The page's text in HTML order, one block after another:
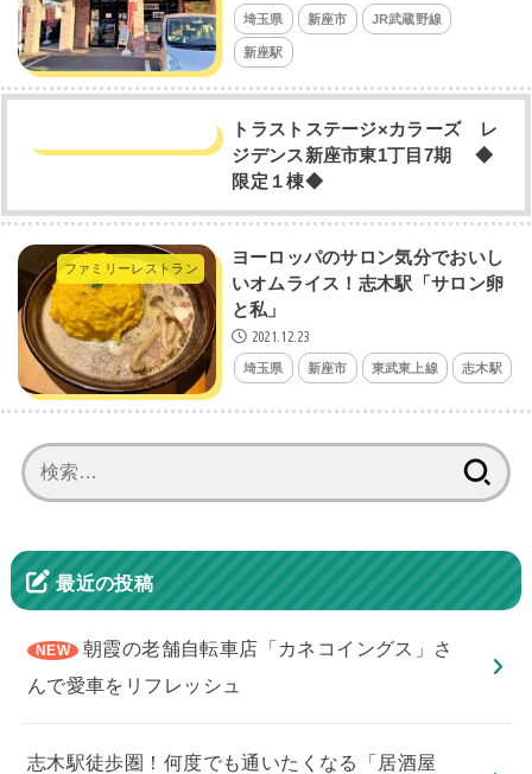
埼玉県 新座市 JR武蔵野線
新座駅
トラストステージ×カラーズ レ
ジデンス新座市東1丁目7期 ◆
限定１棟◆
ファミリーレストラン
ヨーロッパのサロン気分でおいし
いオムライス！志木駅「サロン卵
と私」
2021.12.23
埼玉県 新座市 東武東上線 志木駅
索:
最近の投稿
朝霞の老舗自転車店「カネコイングス」さ
んで愛車をリフレッシュ
志木駅徒歩圏！何度でも通いたくなる「居酒屋